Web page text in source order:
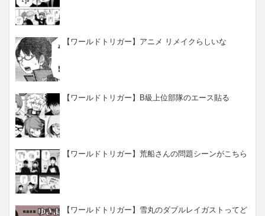
【ワールドトリガー】アニメ リメイクらしいな
【ワールドトリガー】B級上位部隊のエース貼る
【ワールドトリガー】荒船さんの問題シーンがこちら
【ワールドトリガー】雪丸のダブルレイガストってど